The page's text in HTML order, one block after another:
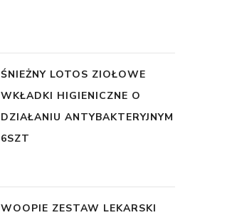
ŚNIEŻNY LOTOS ZIOŁOWE
WKŁADKI HIGIENICZNE O
DZIAŁANIU ANTYBAKTERYJNYM
6SZT
WOOPIE ZESTAW LEKARSKI